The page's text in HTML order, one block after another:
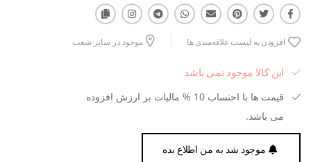
افزودن به لیست علاقه‌مندی ها موجود در سایر شعب
این کالا موجود نمی باشد
قیمت ها با احتساب 10 % مالیات بر ارزش افزوده
می باشد.
موجود شد به من اطلاع بده